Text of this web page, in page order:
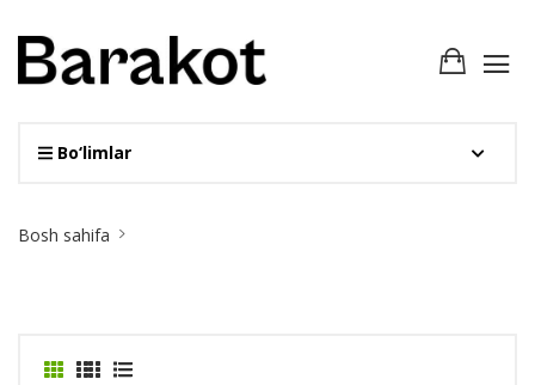
Bo‘limlar
Breadcrumb
Bosh sahifa